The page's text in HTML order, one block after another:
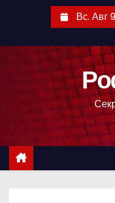
с
Вс. Авг